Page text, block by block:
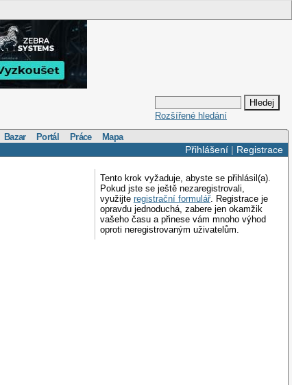
Rozšířené hledání
Bazar Portál Práce Mapa
Přihlášení| Registrace
Tento krok vyžaduje, abyste se přihlásil(a).
Pokud jste se ještě nezaregistrovali,
využijte registrační formulář. Registrace je
opravdu jednoduchá, zabere jen okamžik
vašeho času a přinese vám mnoho výhod
oproti neregistrovaným uživatelům.